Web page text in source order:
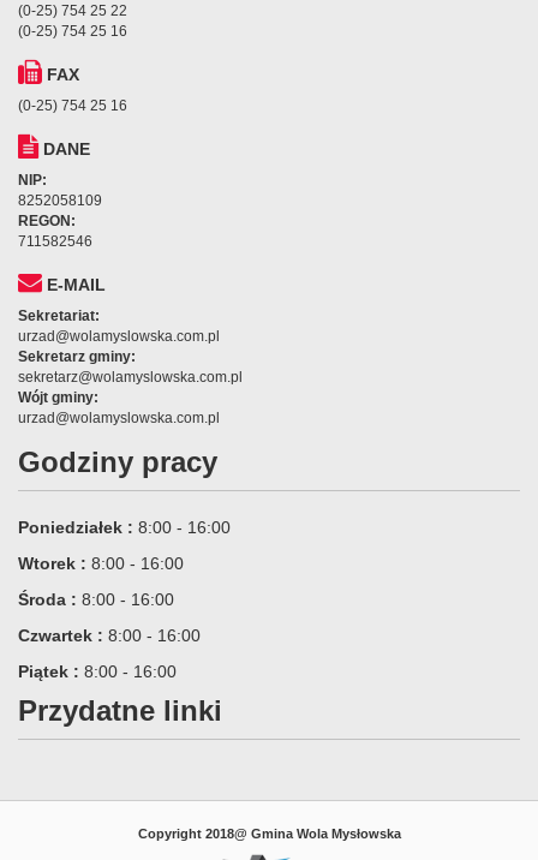
(0-25) 754 25 22
(0-25) 754 25 16
FAX
(0-25) 754 25 16
DANE
NIP:
8252058109
REGON:
711582546
E-MAIL
Sekretariat:
urzad@wolamyslowska.com.pl
Sekretarz gminy:
sekretarz@wolamyslowska.com.pl
Wójt gminy:
urzad@wolamyslowska.com.pl
Godziny pracy
Poniedziałek : 8:00 - 16:00
Wtorek : 8:00 - 16:00
Środa : 8:00 - 16:00
Czwartek : 8:00 - 16:00
Piątek : 8:00 - 16:00
Przydatne linki
Copyright 2018@ Gmina Wola Mysłowska